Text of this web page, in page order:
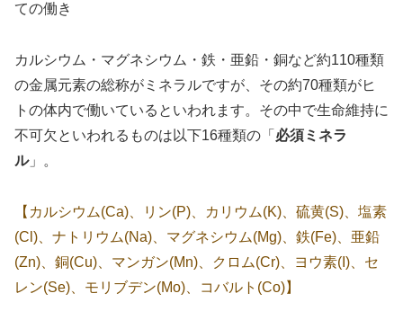
ての働き
カルシウム・マグネシウム・鉄・亜鉛・銅など約110種類
の金属元素の総称がミネラルですが、その約70種類がヒ
トの体内で働いているといわれます。その中で生命維持に
不可欠といわれるものは以下16種類の「 必須ミネラ
ル」。
【カルシウム(Ca)、リン(P)、カリウム(K)、硫黄(S)、塩素
(Cl)、ナトリウム(Na)、マグネシウム(Mg)、鉄(Fe)、亜鉛
(Zn)、銅(Cu)、マンガン(Mn)、クロム(Cr)、ヨウ素(I)、セ
レン(Se)、モリブデン(Mo)、コバルト(Co)】